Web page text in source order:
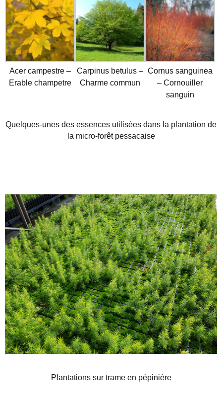
Acer campestre –
Erable champetre
Carpinus betulus –
Charme commun
Cornus sanguinea
– Cornouiller
sanguin
Quelques-unes des essences utilisées dans la plantation de
la micro-forêt pessacaise
Plantations sur trame en pépinière